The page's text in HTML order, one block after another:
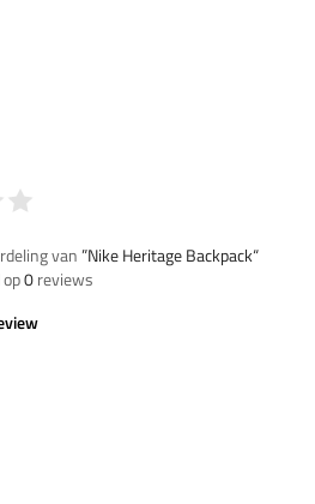
van”Nike Heritage Backpack“
0reviews